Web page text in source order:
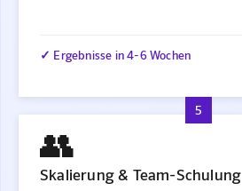
✓ Ergebnisse in 4-6 Wochen
5
👥
Skalierung & Team-Schulung